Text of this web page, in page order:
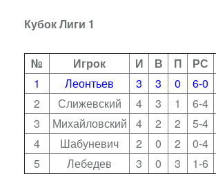
Кубок Лиги 1
№ Игрок И В П РС
1
Леонтьев 3 3 0 6-0
2
Слижевский 4 3 1 6-4
3
Михайловский 4 2 2 5-4
4
Шабуневич 2 0 2 0-4
5
Лебедев 3 0 3 1-6